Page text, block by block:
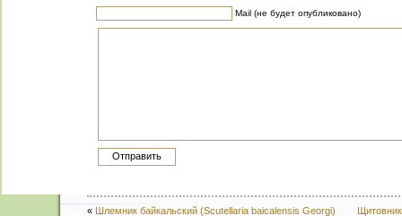
Mail (не будет опубликовано)
« Шлемник байкальский (Scutellaria baicalensis Georgi)